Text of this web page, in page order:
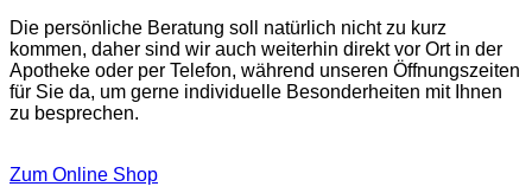
Die persönliche Beratung soll natürlich nicht zu kurz
kommen, daher sind wir auch weiterhin direkt vor Ort in der
Apotheke oder per Telefon, während unseren Öffnungszeiten
für Sie da, um gerne individuelle Besonderheiten mit Ihnen
zu besprechen.
Zum Online Shop